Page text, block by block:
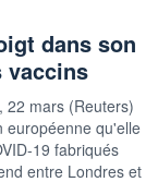
dans son
vaccins
22 mars (Reuters)
européenne qu'elle
19 fabriqués
entre Londres et